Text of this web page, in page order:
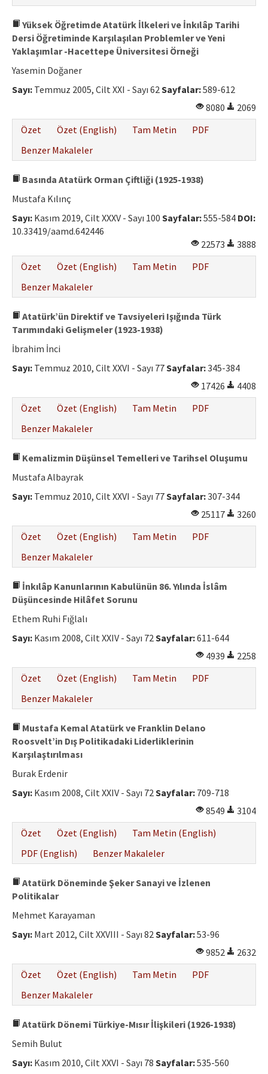
Yüksek Öğretimde Atatürk İlkeleri ve İnkılâp Tarihi
Dersi Öğretiminde Karşılaşılan Problemler ve Yeni
Yaklaşımlar -Hacettepe Üniversitesi Örneği
Yasemin Doğaner
Sayı: Temmuz 2005, Cilt XXI - Sayı 62Sayfalar:589-612
8080
2069
Özet
Özet (English) Tam Metin
PDF
Benzer Makaleler
Basında Atatürk Orman Çiftliği (1925-1938)
Mustafa Kılınç
Sayı: Kasım 2019, Cilt XXXV - Sayı 100 Sayfalar:555-584 DOI:
10.33419/aamd.642446
22573
3888
Özet
Özet (English) Tam Metin
PDF
Benzer Makaleler
Atatürk’ün Direktif ve Tavsiyeleri Işığında Türk
Tarımındaki Gelişmeler (1923-1938)
İbrahim İnci
Sayı: Temmuz 2010, Cilt XXVI - Sayı 77Sayfalar:345-384
17426
4408
Özet
Özet (English) Tam Metin
PDF
Benzer Makaleler
Kemalizmin Düşünsel Temelleri ve Tarihsel Oluşumu
Mustafa Albayrak
Sayı: Temmuz 2010, Cilt XXVI - Sayı 77Sayfalar:307-344
25117
3260
Özet
Özet (English) Tam Metin
PDF
Benzer Makaleler
İnkılâp Kanunlarının Kabulünün 86. Yılında İslâm
Düşüncesinde Hilâfet Sorunu
Ethem Ruhi Fığlalı
Sayı: Kasım 2008, Cilt XXIV - Sayı 72Sayfalar:611-644
4939
2258
Özet
Özet (English) Tam Metin
PDF
Benzer Makaleler
Mustafa Kemal Atatürk ve Franklin Delano
Roosvelt’in Dış Politikadaki Liderliklerinin
Karşılaştırılması
Burak Erdenir
Sayı: Kasım 2008, Cilt XXIV - Sayı 72Sayfalar: 709-718
8549
3104
Özet
Özet (English)
Tam Metin (English)
PDF (English)
Benzer Makaleler
Atatürk Döneminde Şeker Sanayi ve İzlenen
Politikalar
Mehmet Karayaman
Sayı: Mart 2012, Cilt XXVIII - Sayı 82Sayfalar:53-96
9852
2632
Özet
Özet (English) Tam Metin
PDF
Benzer Makaleler
Atatürk Dönemi Türkiye-Mısır İlişkileri (1926-1938)
Semih Bulut
Sayı: Kasım 2010, Cilt XXVI - Sayı 78 Sayfalar:535-560